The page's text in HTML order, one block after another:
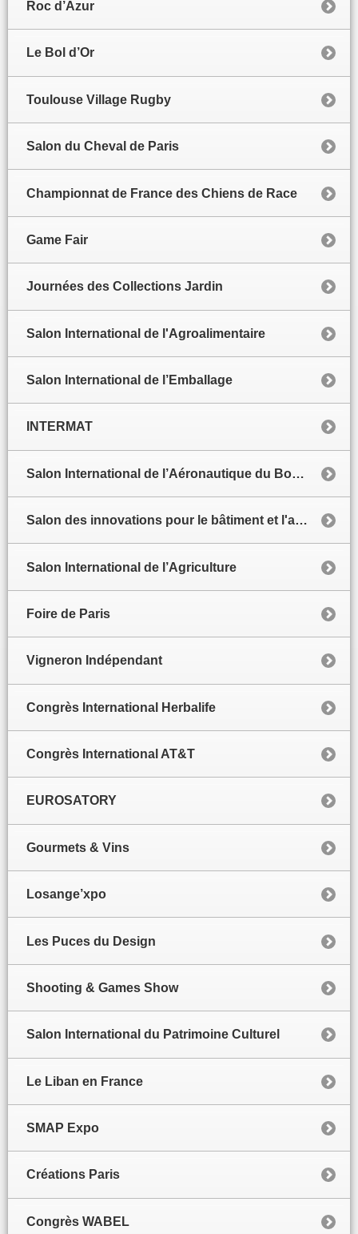
Roc d’Azur
Le Bol d’Or
Toulouse Village Rugby
Salon du Cheval de Paris
Championnat de France des Chiens de Race
Game Fair
Journées des Collections Jardin
Salon International de l'Agroalimentaire
Salon International de l’Emballage
INTERMAT
Salon International de l’Aéronautique du Bourget
Salon des innovations pour le bâtiment et l'architecture
Salon International de l’Agriculture
Foire de Paris
Vigneron Indépendant
Congrès International Herbalife
Congrès International AT&T
EUROSATORY
Gourmets & Vins
Losange’xpo
Les Puces du Design
Shooting & Games Show
Salon International du Patrimoine Culturel
Le Liban en France
SMAP Expo
Créations Paris
Congrès WABEL